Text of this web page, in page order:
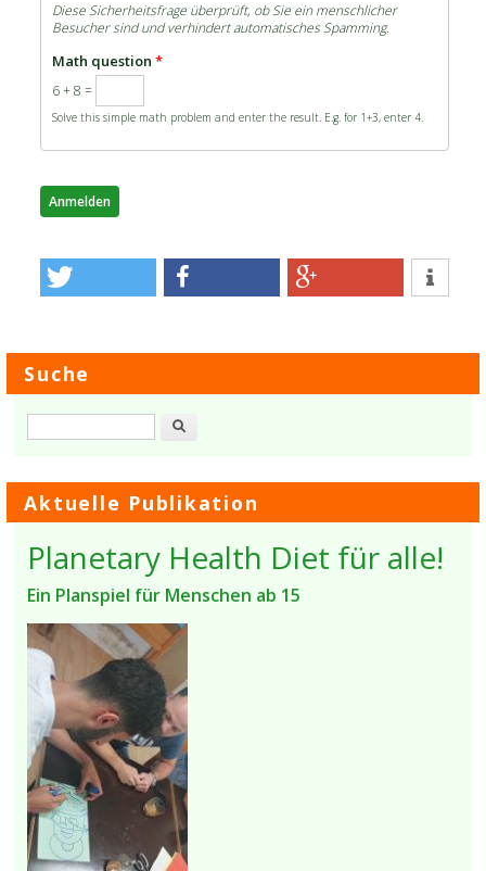
Diese Sicherheitsfrage überprüft, ob Sie ein menschlicher
Besucher sind und verhindert automatisches Spamming.
Math question*
6 + 8 =
Solve this simple math problem and enter the result. E.g. for 1+3, enter 4.
Suche
Suche
Aktuelle Publikation
Planetary Health Diet für alle!
Ein Planspiel für Menschen ab 15